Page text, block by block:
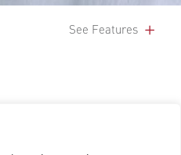
See Features